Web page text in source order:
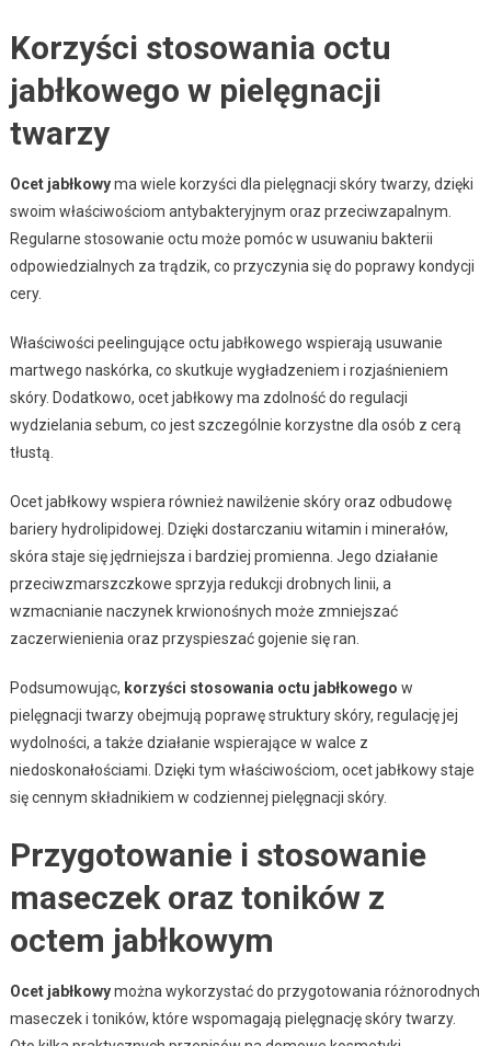
Korzyści stosowania octu
jabłkowego w pielęgnacji
twarzy
Ocet jabłkowyma wiele korzyści dla pielęgnacji skóry twarzy, dzięki
swoim właściwościom antybakteryjnym oraz przeciwzapalnym.
Regularne stosowanie octu może pomóc w usuwaniu bakterii
odpowiedzialnych za trądzik, co przyczynia się do poprawy kondycji
cery.
Właściwości peelingujące octu jabłkowego wspierają usuwanie
martwego naskórka, co skutkuje wygładzeniem i rozjaśnieniem
skóry. Dodatkowo, ocet jabłkowy ma zdolność do regulacji
wydzielania sebum, co jest szczególnie korzystne dla osób z cerą
tłustą.
Ocet jabłkowy wspiera również nawilżenie skóry oraz odbudowę
bariery hydrolipidowej. Dzięki dostarczaniu witamin i minerałów,
skóra staje się jędrniejsza i bardziej promienna. Jego działanie
przeciwzmarszczkowe sprzyja redukcji drobnych linii, a
wzmacnianie naczynek krwionośnych może zmniejszać
zaczerwienienia oraz przyspieszać gojenie się ran.
Podsumowując, korzyści stosowania octu jabłkowego w
pielęgnacji twarzy obejmują poprawę struktury skóry, regulację jej
wydolności, a także działanie wspierające w walce z
niedoskonałościami. Dzięki tym właściwościom, ocet jabłkowy staje
się cennym składnikiem w codziennej pielęgnacji skóry.
Przygotowanie i stosowanie
maseczek oraz toników z
octem jabłkowym
Ocet jabłkowymożna wykorzystać do przygotowania różnorodnych
maseczek i toników, które wspomagają pielęgnację skóry twarzy.